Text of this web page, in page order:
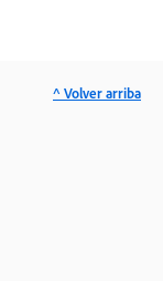
^ Volver arriba